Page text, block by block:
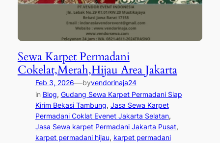
Sewa Karpet Permadani
Cokelat,Merah,Hijau Area Jakarta
Feb 3, 2026—byvendorinaja24
in Blog, Gudang Sewa Karpet Permadani Siap
Kirim Bekasi Tambung, Jasa Sewa Karpet
Permadani Coklat Evenet Jakarta Selatan
Jasa Sewa karpet Permadani Jakarta Pusat
karpet permadani hijau, karpet permadani